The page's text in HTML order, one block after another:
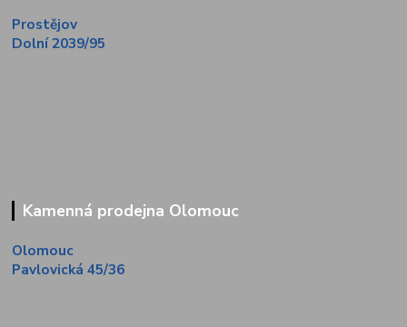
Prostějov
Dolní 2039/95
Kamenná prodejna Olomouc
Olomouc
Pavlovická 45/36